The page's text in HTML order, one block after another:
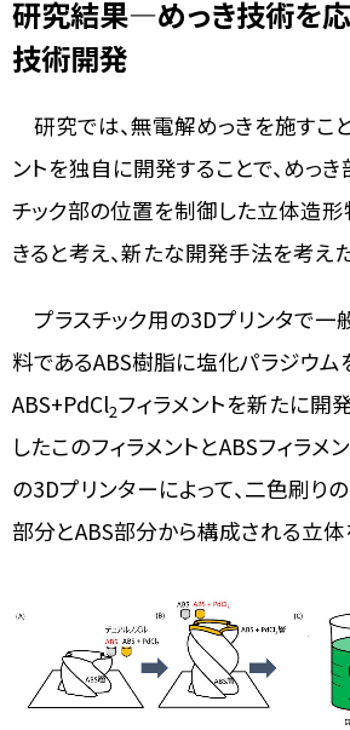
研究結果―めっき技術を
技術開発
研究では、無電解めっきを施すこ
ントを独自に開発することで、めっき
チック部の位置を制御した立体造
きると考え、新たな開発手法を考えた
プラスチック用の3Dプリンタで
料であるABS樹脂に塩化パラジウム
ABS+PdCl2フィラメントを新たに開
したこのフィラメントとABSフィラメ
の3Dプリンターによって、二色刷り
部分とABS部分から構成される立体